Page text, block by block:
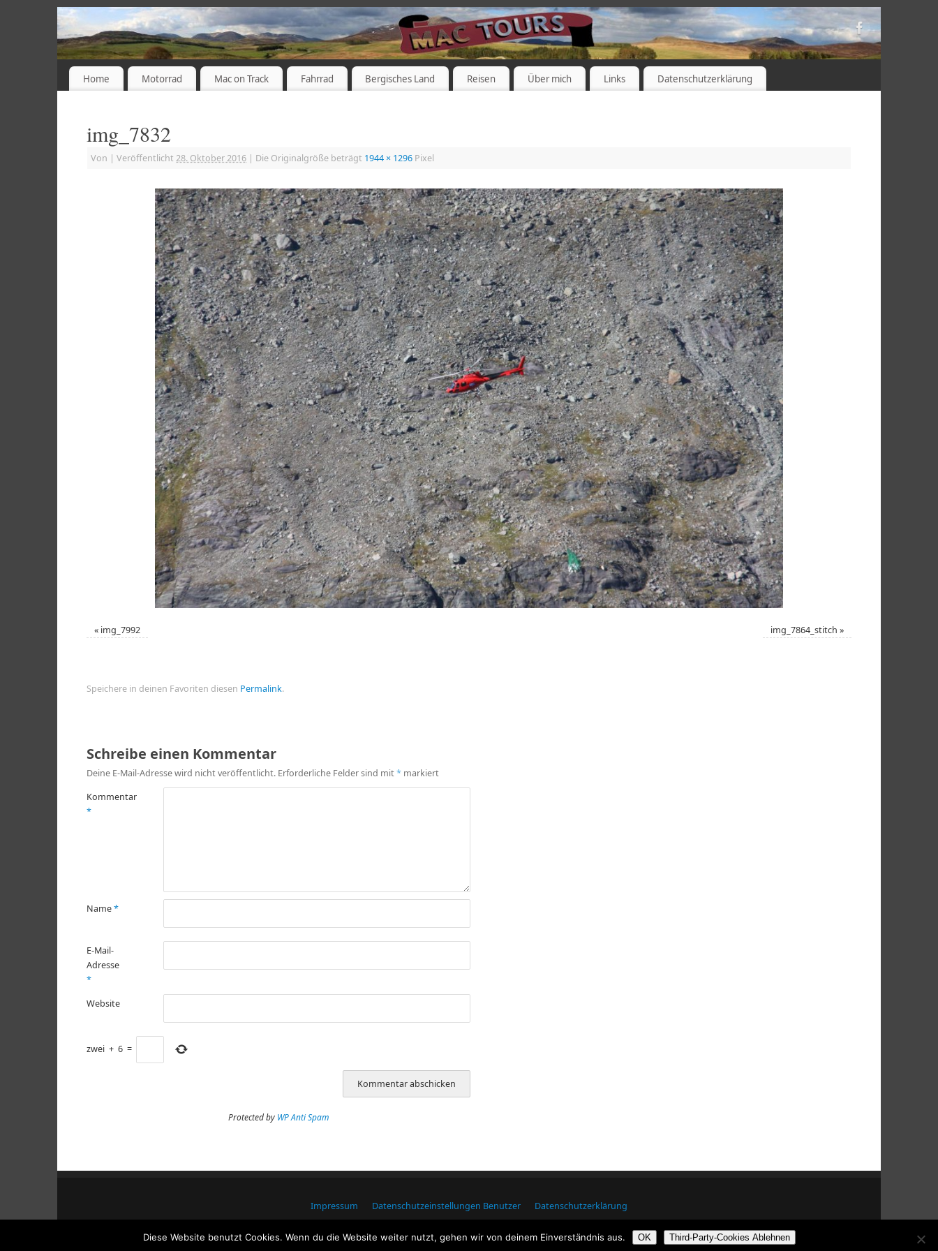
Home Motorrad Mac on Track Fahrrad Bergisches Land Reisen Über mich Links Datenschutzerklärung
img_7832
Von | Veröffentlicht 28. Oktober 2016 | Die Originalgröße beträgt 1944 × 1296 Pixel
« img_7992 img_7864_stitch »
Speichere in deinen Favoriten diesen Permalink.
Schreibe einen Kommentar
Deine E-Mail-Adresse wird nicht veröffentlicht. Erforderliche Felder sind mit* markiert
Kommentar
*
Name*
E-Mail-
Adresse
*
Website
zwei + 6 =
Protected by WP Anti Spam
Impressum Datenschutzeinstellungen Benutzer
Datenschutzerklärung
Diese Website benutzt Cookies. Wenn du die Website weiter nutzt, gehen wir von deinem Einverständnis aus. OK Third-Party-Cookies Ablehnen